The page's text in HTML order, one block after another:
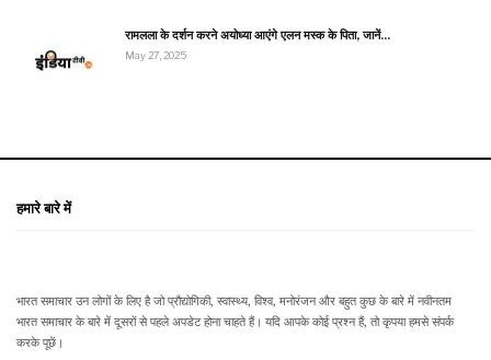
रामलला के दर्शन करने अयोध्या आएंगे एलन मस्क के पिता, जानें…
May 27, 2025
हमारे बारे में
भारत समाचार उन लोगों के लिए है जो प्रौद्योगिकी, स्वास्थ्य, विश्व, मनोरंजन और बहुत कुछ के बारे में नवीनतम
भारत समाचार के बारे में दूसरों से पहले अपडेट होना चाहते हैं। यदि आपके कोई प्रश्न हैं, तो कृपया हमसे संपर्क
करके पूछें।